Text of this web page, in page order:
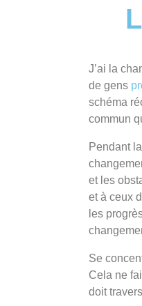
J’ai la
de gens
schéma
commun
Pendant
et les
et à ceux
les
Se
Cela ne
doit